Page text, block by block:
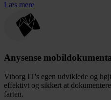
Læs mere
Anysense
Viborg IT's egen udviklede og
effektivt og sikkert at
farten.